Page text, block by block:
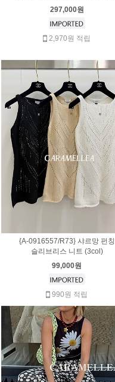
297,000원
2,970원 적립
{A-0916557/R73} 샤르망 펀칭
슬리브리스 니트 (3col)
99,000원
990원 적립